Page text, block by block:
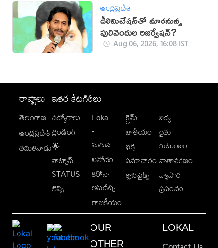
ఆంధ్రప్రదేశ్
డీలిమిటేషన్‌తో మారనున్న
పులివెందుల రిజర్వేషన్?
Aug 06, 2026, 16:08 IST
రాష్ట్రాలు
తెలంగాణ
ఆంధ్రప్రదేశ్
తమిళనాడు
ఇతర కేటగిరీలు
ఉద్యోగాలు
ట్రెండింగ్
🌟
వాట్సాప్
STATUS
టిప్స్
Lokal
-
మగువ
వినోదం
కరోనా
అప్‌డేట్స్
రాజకీయం
క్రైమ్
జాతీయం
భక్తి
సమాచారం
క్లాసిఫైడ్స్
విద్య
రైతు
కుటుంబం
వాతావరణం
వ్యాపార
ప్రపంచం
OUR
OTHER
LOKAL